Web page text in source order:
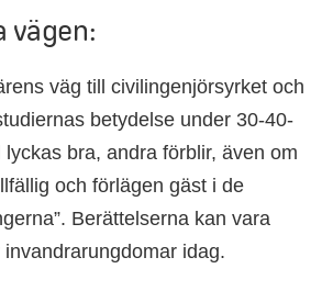
vägen:
väg till civilingenjörsyrket och
betydelse under 30-40-
bra, andra förblir, även om
och förlägen gäst i de
Berättelserna kan vara
idag.